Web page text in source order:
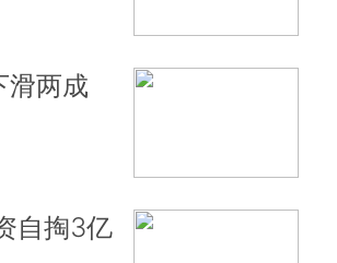
滑两成
自掏3亿